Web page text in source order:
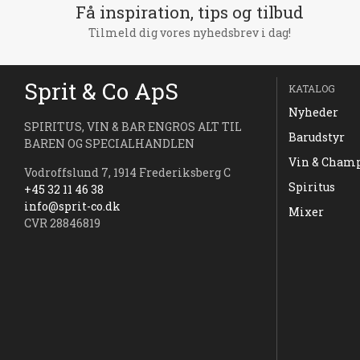
Få inspiration, tips og tilbud
Tilmeld dig vores nyhedsbrev i dag!
Sprit & Co ApS
SPIRITUS, VIN & BAR ENGROS ALT TIL
BAREN OG SPECIALHANDLEN
Vodroffslund 7, 1914 Frederiksberg C
+45 32 11 46 38
info@sprit-co.dk
CVR 28846819
KATALOG
Nyheder
Barudstyr
Vin &
Spiritus
Mixer